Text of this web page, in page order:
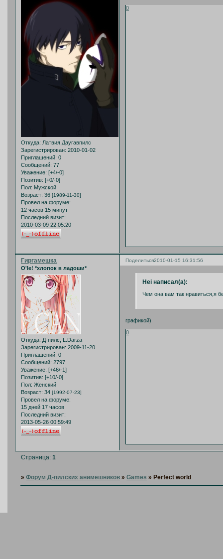
Откуда: Латвия,Даугавпилс
Зарегистрирован: 2010-01-02
Приглашений: 0
Сообщений: 77
Уважение: [+4/-0]
Позитив: [+0/-0]
Пол: Мужской
Возраст: 36 [1989-11-30]
Провел на форуме:
12 часов 15 минут
Последний визит:
2010-03-09 22:05:20
0
Поделиться2010-01-15 16:31:56
Гиргамешка
O'le! *хлопок в ладоши*
Откуда: Д-пилс, L.Darza
Зарегистрирован: 2009-11-20
Приглашений: 0
Сообщений: 2797
Уважение: [+46/-1]
Позитив: [+10/-0]
Пол: Женский
Возраст: 34 [1992-07-23]
Провел на форуме:
15 дней 17 часов
Последний визит:
2013-05-26 00:59:49
Hei написал(а):
Чем она вам так нравиться,я
графикой)
0
Страница:1
»Форум Д-пилских анимешников »Games » Perfect world